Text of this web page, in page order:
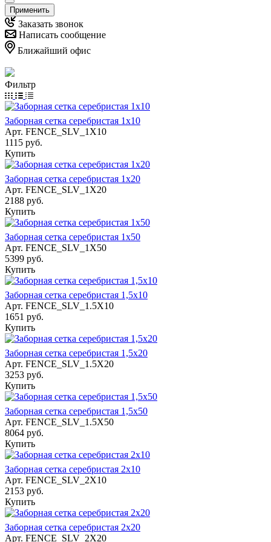
Применить
Заказать звонок
Написать сообщение
Ближайший офис
Фильтр
Заборная сетка серебристая 1х10
Арт. FENCE_SLV_1X10
1115 руб.
Купить
Заборная сетка серебристая 1х20
Арт. FENCE_SLV_1X20
2188 руб.
Купить
Заборная сетка серебристая 1х50
Арт. FENCE_SLV_1X50
5399 руб.
Купить
Заборная сетка серебристая 1,5х10
Арт. FENCE_SLV_1.5X10
1651 руб.
Купить
Заборная сетка серебристая 1,5х20
Арт. FENCE_SLV_1.5X20
3253 руб.
Купить
Заборная сетка серебристая 1,5х50
Арт. FENCE_SLV_1.5X50
8064 руб.
Купить
Заборная сетка серебристая 2х10
Арт. FENCE_SLV_2X10
2153 руб.
Купить
Заборная сетка серебристая 2х20
Арт. FENCE_SLV_2X20